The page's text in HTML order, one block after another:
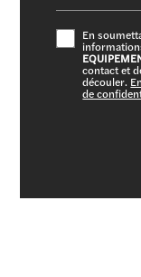
En
contact et
découler.
de